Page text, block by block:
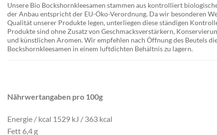
Unsere Bio Bockshornkleesamen stammen aus kontrolliert
der Anbau entspricht der EU-Öko-Verordnung. Da wir besonderen
Qualität unserer Produkte legen, unterliegen diese ständigen
Produkte sind ohne Zusatz von Geschmacksverstärkern,
und künstlichen Aromen. Wir empfehlen nach Öffnung des Beutels
Bockshornkleesamen in einem luftdichten Behältnis zu lagern.
Nährwertangaben pro 100g
Energie / kcal 1529 kJ / 363 kcal
Fett 6,4 g